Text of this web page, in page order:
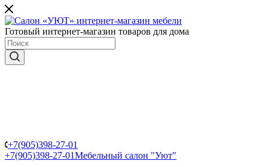
Готовый интернет-магазин товаров для дома
+7(905)398-27-01
+7(905)398-27-01Мебельный салон "Уют"